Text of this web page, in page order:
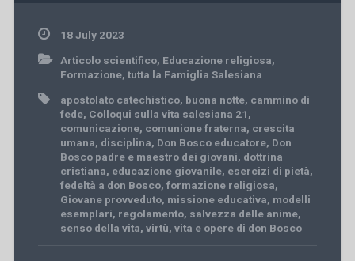
18 July 2023
Articolo scientifico, Educazione religiosa,
Formazione, tutta la Famiglia Salesiana
apostolato catechistico, buona notte, cammino di
fede, Colloqui sulla vita salesiana 21,
comunicazione, comunione fraterna, crescita
umana, disciplina, Don Bosco educatore, Don
Bosco padre e maestro dei giovani, dottrina
cristiana, educazione giovanile, esercizi di pietà,
fedeltà a don Bosco, formazione religiosa,
Giovane provveduto, missione educativa, modelli
esemplari, regolamento, salvezza delle anime,
senso della vita, virtù, vita e opere di don Bosco